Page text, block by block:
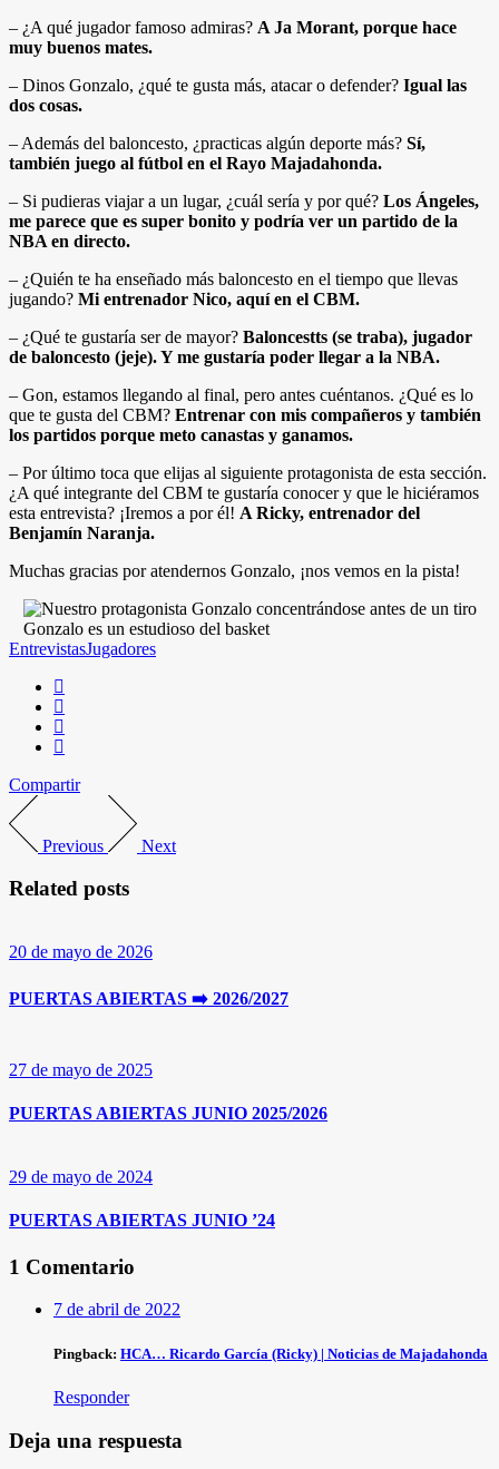
– ¿A qué jugador famoso admiras? A Ja Morant, porque hace
muy buenos mates.
– Dinos Gonzalo, ¿qué te gusta más, atacar o defender? Igual las
dos cosas.
– Además del baloncesto, ¿practicas algún deporte más? Sí,
también juego al fútbol en el Rayo Majadahonda.
– Si pudieras viajar a un lugar, ¿cuál sería y por qué? Los Ángeles,
me parece que es super bonito y podría ver un partido de la
NBA en directo.
– ¿Quién te ha enseñado más baloncesto en el tiempo que llevas
jugando? Mi entrenador Nico, aquí en el CBM.
– ¿Qué te gustaría ser de mayor? Baloncestts (se traba), jugador
de baloncesto (jeje). Y me gustaría poder llegar a la NBA.
– Gon, estamos llegando al final, pero antes cuéntanos. ¿Qué es lo
que te gusta del CBM? Entrenar con mis compañeros y también
los partidos porque meto canastas y ganamos.
– Por último toca que elijas al siguiente protagonista de esta sección.
¿A qué integrante del CBM te gustaría conocer y que le hiciéramos
esta entrevista? ¡Iremos a por él! A Ricky, entrenador del
Benjamín Naranja.
Muchas gracias por atendernos Gonzalo, ¡nos vemos en la pista!
Gonzalo es un estudioso del basket
EntrevistasJugadores
Compartir
Previous Next
Related posts
20 de mayo de 2026
PUERTAS ABIERTAS ➡️ 2026/2027
27 de mayo de 2025
PUERTAS ABIERTAS JUNIO 2025/2026
29 de mayo de 2024
PUERTAS ABIERTAS JUNIO ’24
1 Comentario
7 de abril de 2022
Pingback: HCA… Ricardo García (Ricky) | Noticias de Majadahonda
Responder
Deja una respuesta